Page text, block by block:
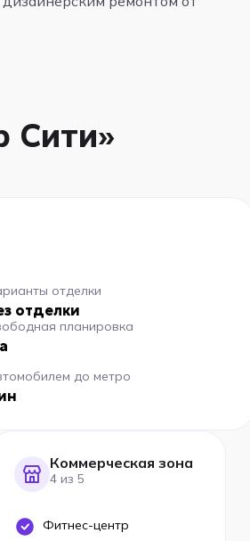
Сити»
отделки
отделки
планировка
до метро
Коммерческая зона
4 из 5
Фитнес-центр